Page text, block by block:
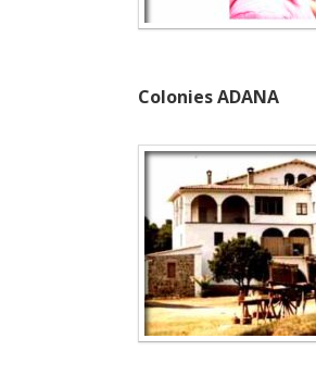
Colonies ADANA